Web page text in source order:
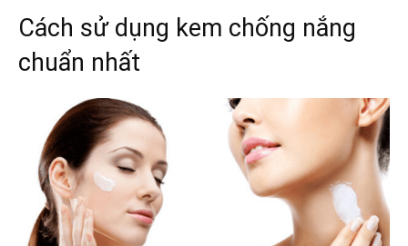
Cách sử dụng kem chống nắng
chuẩn nhất